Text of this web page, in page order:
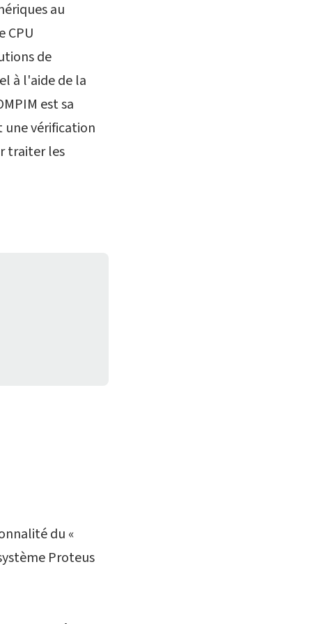
au
CPU
de
à l'aide de la
est sa
une vérification
traiter les
du «
Proteus